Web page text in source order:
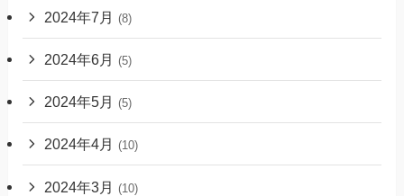
2024年7月 (8)
2024年6月 (5)
2024年5月 (5)
2024年4月 (10)
2024年3月 (10)